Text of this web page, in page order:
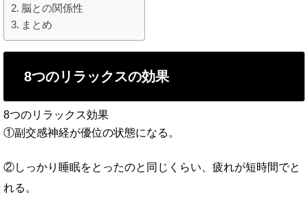
脳との関係性
まとめ
8つのリラックスの効果
8つのリラックス効果
①副交感神経が優位の状態になる。
②しっかり睡眠をとったのと同じくらい、疲れが短時間でと
れる。